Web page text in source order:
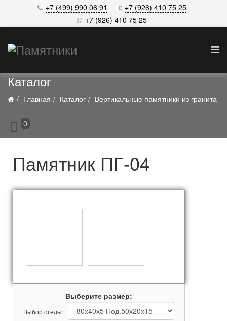
+7 (499) 990 06 91
+7 (926) 410 75 25
+7 (926) 410 75 25
Каталог
Главная Каталог Вертикальные памятники из гранита
0
Памятник ПГ-04
Выберите размер:
Выбор стелы: